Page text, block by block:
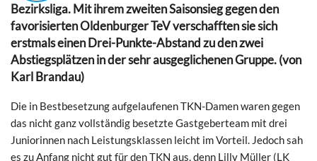
Bezirksliga. Mit ihrem zweiten Saisonsieg gegen den
favorisierten Oldenburger TeV verschafften sie sich
erstmals einen Drei-Punkte-Abstand zu den zwei
Abstiegsplätzen in der sehr ausgeglichenen Gruppe. (von
Karl Brandau)
Die in Bestbesetzung aufgelaufenen TKN-Damen waren gegen
das nicht ganz vollständig besetzte Gastgeberteam mit drei
Juniorinnen nach Leistungsklassen leicht im Vorteil. Jedoch sah
es zu Anfang nicht gut für den TKN aus, denn Lilly Müller (LK